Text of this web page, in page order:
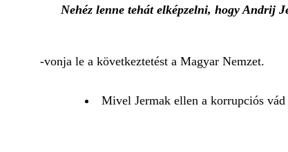
Nehéz lenne tehát elképzelni, hogy Andrij
-vonja le a következtetést a Magyar Nemzet.
Mivel Jermak ellen a korrupciós